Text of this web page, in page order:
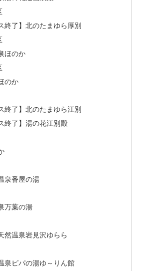
終了】北のたまゆら厚別
ほのか
のか
終了】北のたまゆら江別
終了】湯の花江別殿
泉番屋の湯
万葉の湯
然温泉岩見沢ゆらら
泉ピパの湯ゆ～りん館